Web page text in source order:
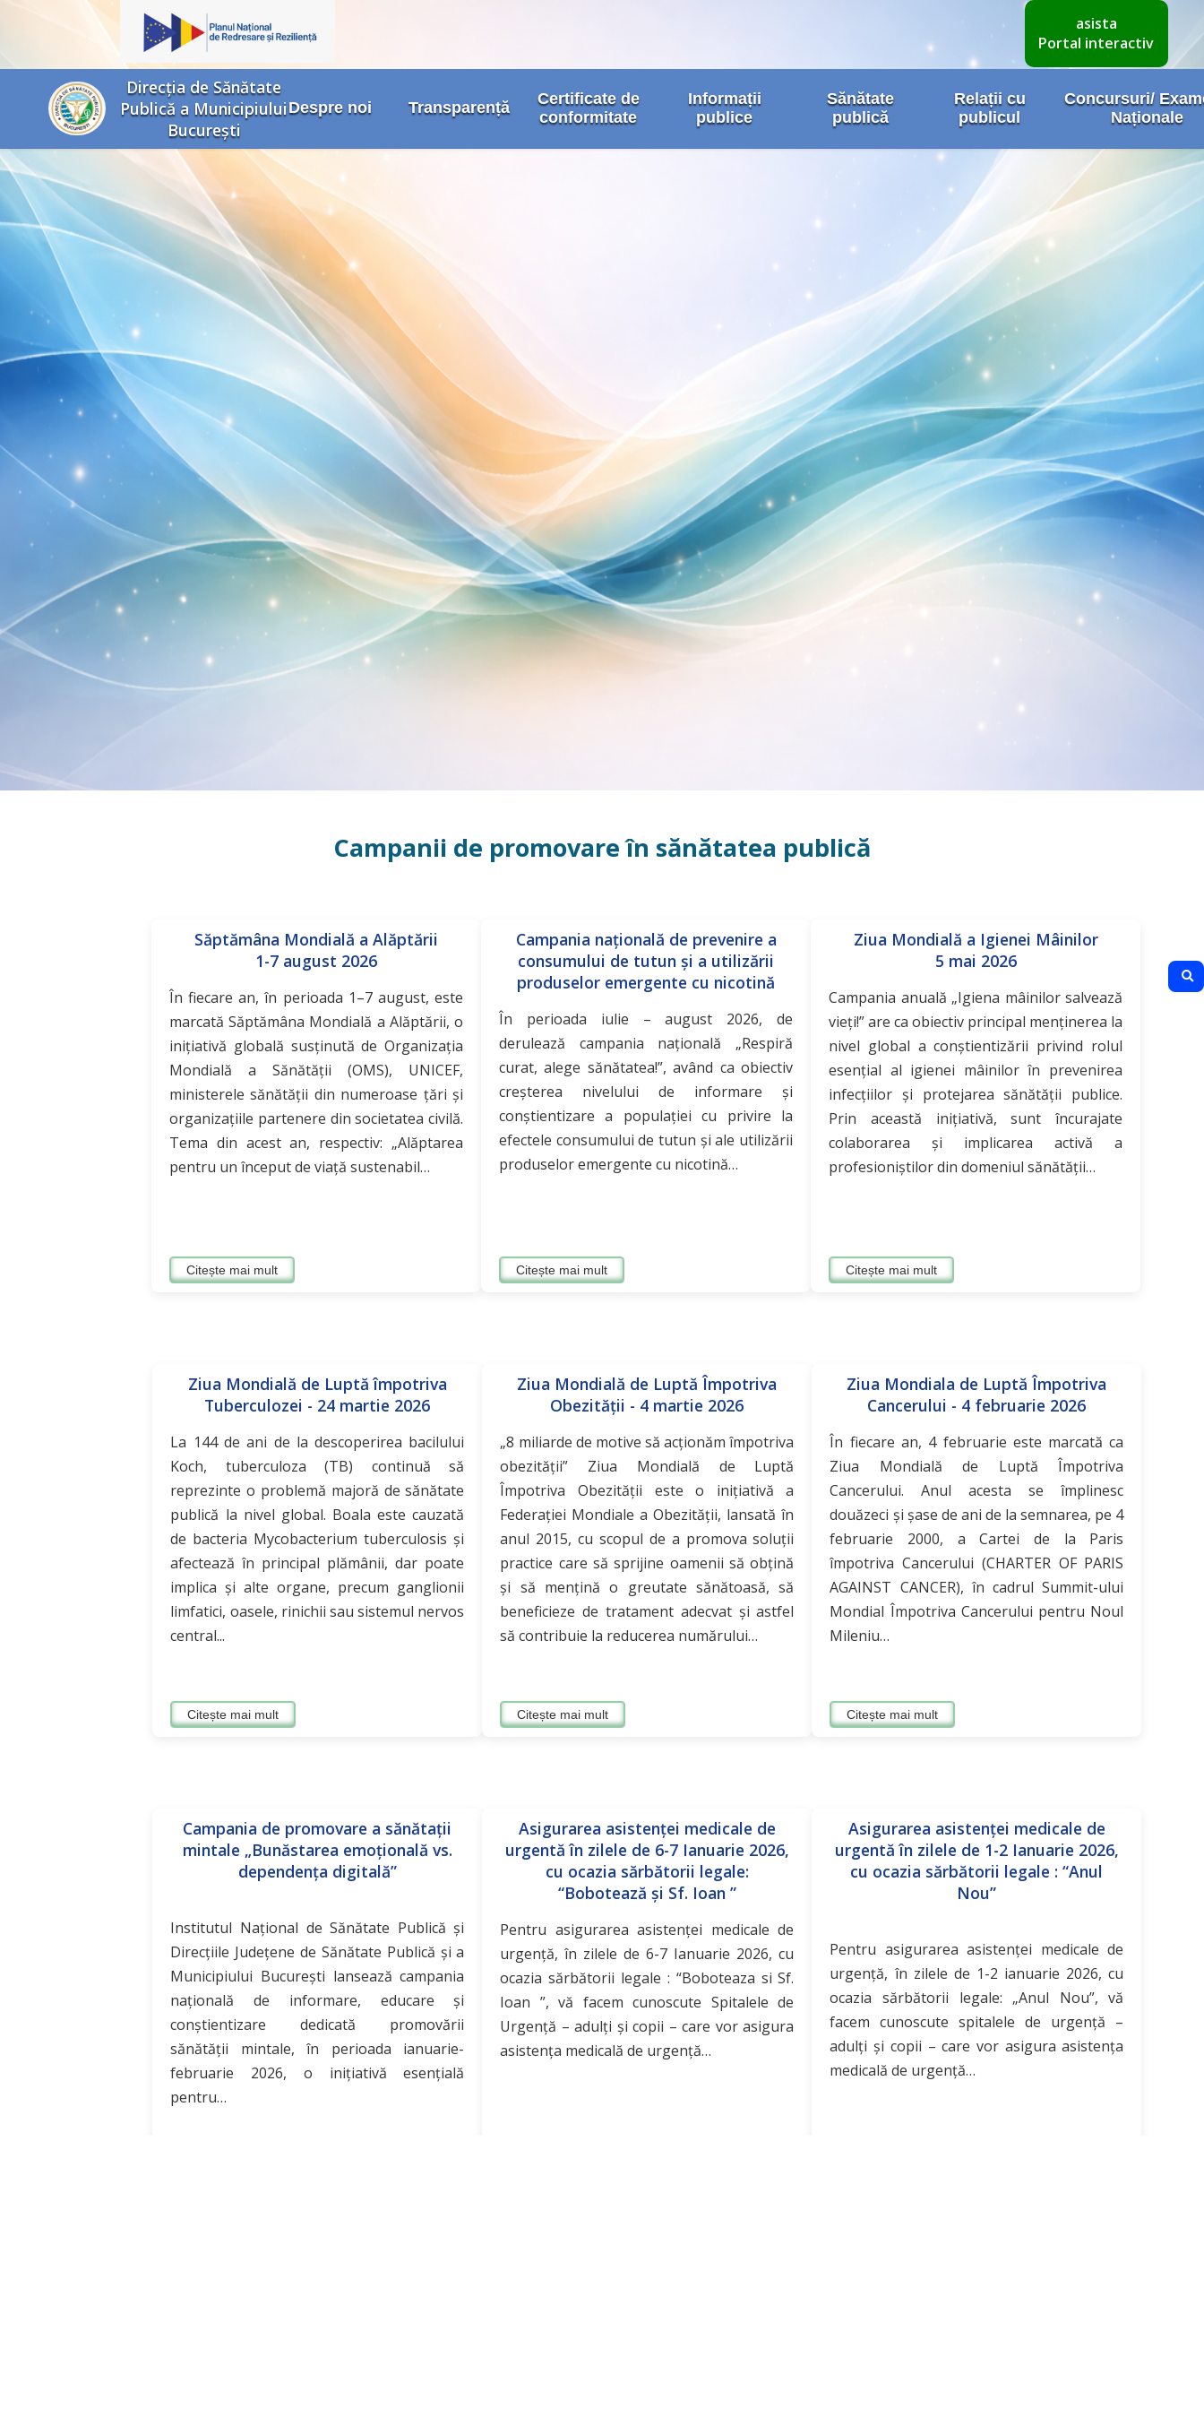
asista
Portal interactiv
Direcția de Sănătate
Publică a Municipiului
București
Despre noi Transparență
Certificate de
conformitate
Informații
publice
Sănătate
publică
Relații cu
publicul
Concursuri/
Naționale
Campanii de promovare în sănătatea publică
Săptămâna Mondială a Alăptării
1-7 august 2026
În fiecare an, în perioada 1–7 august, este
marcată Săptămâna Mondială a Alăptării, o
inițiativă globală susținută de Organizația
Mondială a Sănătății (OMS), UNICEF,
ministerele sănătății din numeroase țări și
organizațiile partenere din societatea civilă.
Tema din acest an, respectiv: „Alăptarea
pentru un început de viață sustenabil…
Citește mai mult
Campania națională de prevenire a
consumului de tutun și a utilizării
produselor emergente cu nicotină
În perioada iulie – august 2026, de
derulează campania națională „Respiră
curat, alege sănătatea!”, având ca obiectiv
creșterea nivelului de informare și
conștientizare a populației cu privire la
efectele consumului de tutun și ale utilizării
produselor emergente cu nicotină…
Citește mai mult
Ziua Mondială a Igienei Mâinilor
5 mai 2026
Campania anuală „Igiena mâinilor salvează
vieți!” are ca obiectiv principal menținerea la
nivel global a conștientizării privind rolul
esențial al igienei mâinilor în prevenirea
infecțiilor și protejarea sănătății publice.
Prin această inițiativă, sunt încurajate
colaborarea și implicarea activă a
profesioniștilor din domeniul sănătății…
Citește mai mult
Ziua Mondială de Luptă împotriva
Tuberculozei - 24 martie 2026
La 144 de ani de la descoperirea bacilului
Koch, tuberculoza (TB) continuă să
reprezinte o problemă majoră de sănătate
publică la nivel global. Boala este cauzată
de bacteria Mycobacterium tuberculosis și
afectează în principal plămânii, dar poate
implica și alte organe, precum ganglionii
limfatici, oasele, rinichii sau sistemul nervos
central...
Citește mai mult
Ziua Mondială de Luptă Împotriva
Obezității - 4 martie 2026
„8 miliarde de motive să acționăm împotriva
obezității” Ziua Mondială de Luptă
Împotriva Obezității este o inițiativă a
Federației Mondiale a Obezității, lansată în
anul 2015, cu scopul de a promova soluții
practice care să sprijine oamenii să obțină
și să mențină o greutate sănătoasă, să
beneficieze de tratament adecvat și astfel
să contribuie la reducerea numărului…
Citește mai mult
Ziua Mondiala de Luptă Împotriva
Cancerului - 4 februarie 2026
În fiecare an, 4 februarie este marcată ca
Ziua Mondială de Luptă Împotriva
Cancerului. Anul acesta se împlinesc
douăzeci și șase de ani de la semnarea, pe 4
februarie 2000, a Cartei de la Paris
împotriva Cancerului (CHARTER OF PARIS
AGAINST CANCER), în cadrul Summit-ului
Mondial Împotriva Cancerului pentru Noul
Mileniu…
Citește mai mult
Campania de promovare a sănătații
mintale „Bunăstarea emoțională vs.
dependența digitală”
Institutul Național de Sănătate Publică și
Direcțiile Județene de Sănătate Publică și a
Municipiului București lansează campania
națională de informare, educare și
conștientizare dedicată promovării
sănătăţii mintale, în perioada ianuarie-
februarie 2026, o inițiativă esențială
pentru…
Asigurarea asistenţei medicale de
urgentă în zilele de 6-7 Ianuarie 2026,
cu ocazia sărbătorii legale:
“Bobotează și Sf. Ioan ”
Pentru asigurarea asistenţei medicale de
urgenţă, în zilele de 6-7 Ianuarie 2026, cu
ocazia sărbătorii legale : “Boboteaza si Sf.
Ioan ”, vă facem cunoscute Spitalele de
Urgenţă – adulţi și copii – care vor asigura
asistenţa medicală de urgenţă…
Asigurarea asistenţei medicale de
urgentă în zilele de 1-2 Ianuarie 2026,
cu ocazia sărbătorii legale : “Anul
Nou”
Pentru asigurarea asistenţei medicale de
urgenţă, în zilele de 1-2 ianuarie 2026, cu
ocazia sărbătorii legale: „Anul Nou”, vă
facem cunoscute spitalele de urgenţă –
adulţi și copii – care vor asigura asistenţa
medicală de urgenţă…